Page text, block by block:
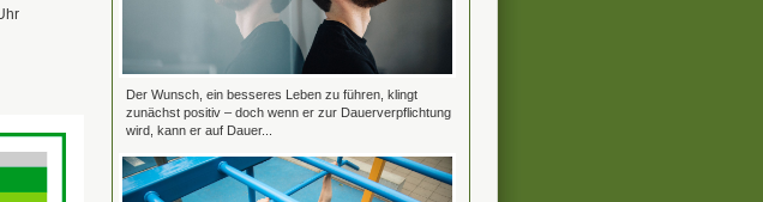
Der Wunsch, ein besseres Leben zu führen, klingt
zunächst positiv – doch wenn er zur Dauerverpflichtung
wird, kann er auf Dauer...